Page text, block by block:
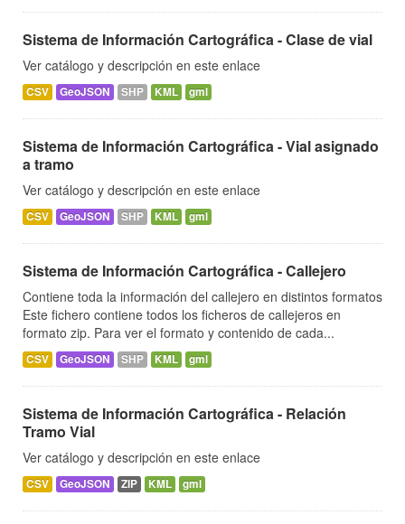
Sistema de Información Cartográfica - Clase de vial
Ver catálogo y descripción en este enlace
CSV GeoJSON SHP KML gml
Sistema de Información Cartográfica - Vial asignado
a tramo
Ver catálogo y descripción en este enlace
CSV GeoJSON SHP KML gml
Sistema de Información Cartográfica - Callejero
Contiene toda la información del callejero en distintos formatos
Este fichero contiene todos los ficheros de callejeros en
formato zip. Para ver el formato y contenido de cada...
CSV GeoJSON SHP KML gml
Sistema de Información Cartográfica - Relación
Tramo Vial
Ver catálogo y descripción en este enlace
CSV GeoJSON ZIP KML gml